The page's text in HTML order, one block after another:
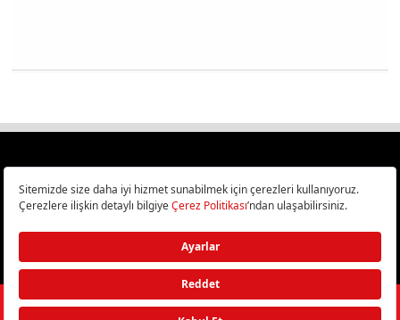
Türkiye
Bilişim ve Teknoloji Haberleri CHIP Online’da!
©2026Doğan Burda Dergi Yayıncılık ve Pazarlama A.Ş./ Tüm hakları